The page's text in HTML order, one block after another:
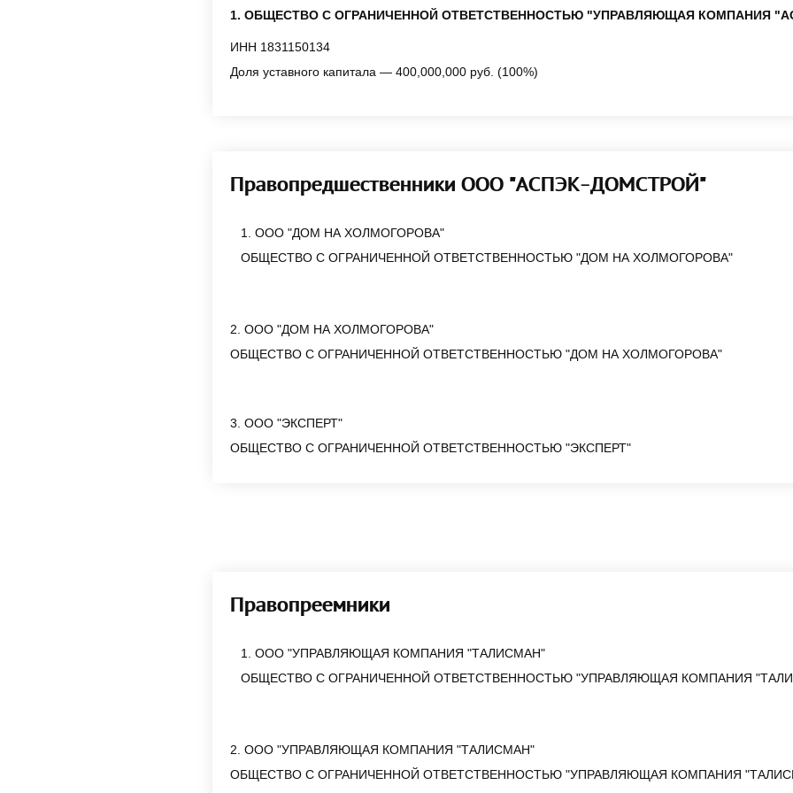
1. ОБЩЕСТВО С ОГРАНИЧЕННОЙ ОТВЕТСТВЕННОСТЬЮ "УПРАВЛЯЮЩАЯ КОМПАНИЯ
ИНН 1831150134
Доля уставного капитала — 400,000,000 руб. (100%)
Правопредшественники ООО "АСПЭК-ДОМСТРОЙ"
1. ООО "ДОМ НА ХОЛМОГОРОВА"
ОБЩЕСТВО С ОГРАНИЧЕННОЙ ОТВЕТСТВЕННОСТЬЮ "ДОМ НА ХОЛМОГОРОВА"
2. ООО "ДОМ НА ХОЛМОГОРОВА"
ОБЩЕСТВО С ОГРАНИЧЕННОЙ ОТВЕТСТВЕННОСТЬЮ "ДОМ НА ХОЛМОГОРОВА"
3. ООО "ЭКСПЕРТ"
ОБЩЕСТВО С ОГРАНИЧЕННОЙ ОТВЕТСТВЕННОСТЬЮ "ЭКСПЕРТ"
Правопреемники
1. ООО "УПРАВЛЯЮЩАЯ КОМПАНИЯ "ТАЛИСМАН"
ОБЩЕСТВО С ОГРАНИЧЕННОЙ ОТВЕТСТВЕННОСТЬЮ "УПРАВЛЯЮЩАЯ КОМПАНИЯ
2. ООО "УПРАВЛЯЮЩАЯ КОМПАНИЯ "ТАЛИСМАН"
ОБЩЕСТВО С ОГРАНИЧЕННОЙ ОТВЕТСТВЕННОСТЬЮ "УПРАВЛЯЮЩАЯ КОМПАНИЯ